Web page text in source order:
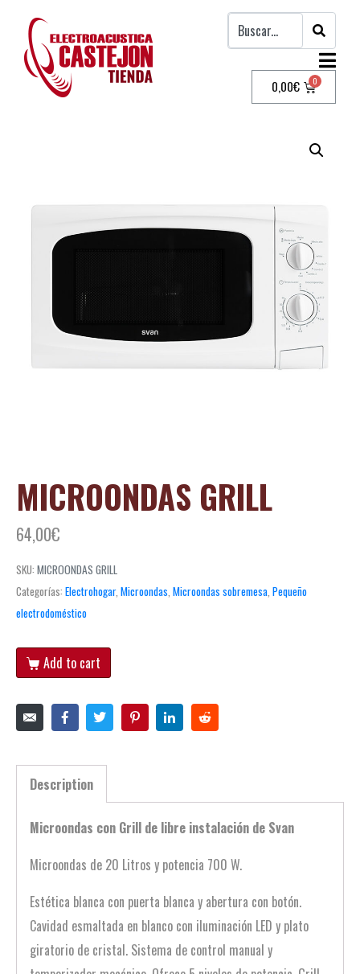
0,00€
MICROONDAS GRILL
64,00€
SKU: MICROONDAS GRILL
Categorías: Electrohogar, Microondas Microondas sobremesa Pequeño
electrodoméstico
Add to cart
Description
Microondas con Grill de libre instalación de Svan
Microondas de 20 Litros y potencia 700 W.
Estética blanca con puerta blanca y abertura con botón.
Cavidad esmaltada en blanco con iluminación LED y plato
giratorio de cristal. Sistema de control manual y